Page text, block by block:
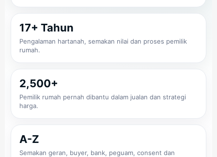
17+ Tahun
Pengalaman hartanah, semakan nilai dan proses pemilik
rumah.
2,500+
Pemilik rumah pernah dibantu dalam jualan dan strategi
harga.
A-Z
Semakan geran, buyer, bank, peguam, consent dan